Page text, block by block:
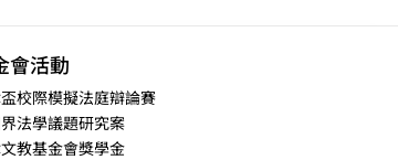
會活動
校際模擬法庭辯論賽
法學議題研究案
教基金會獎學金